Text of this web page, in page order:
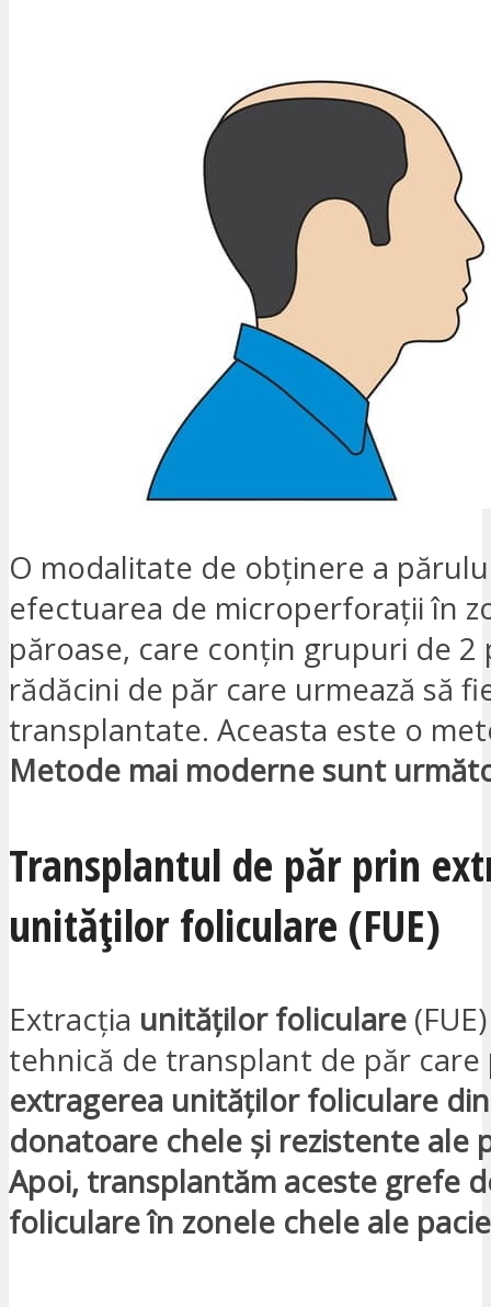
O modalitate de obținere a
efectuarea de microperforații în
păroase, care conțin grupuri de 2
rădăcini de păr care urmează să
transplantate. Aceasta este o
Metode mai moderne sunt
Transplantul de păr prin
unităților foliculare (FUE)
Extracția unităților foliculare
tehnică de transplant de păr care
extragerea unităților foliculare
donatoare chele și rezistente ale
Apoi, transplantăm aceste grefe
foliculare în zonele chele ale